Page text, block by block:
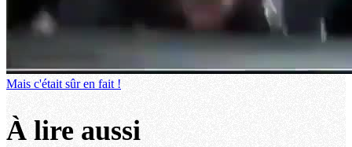
Mais c'était sûr en fait !
À lire aussi